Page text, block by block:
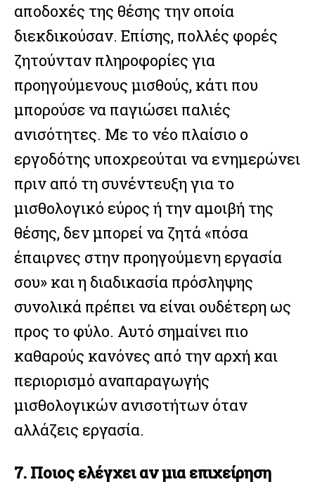
αποδοχές της θέσης την οποία
διεκδικούσαν. Επίσης, πολλές φορές
ζητούνταν πληροφορίες για
προηγούμενους μισθούς, κάτι που
μπορούσε να παγιώσει παλιές
ανισότητες. Με το νέο πλαίσιο ο
εργοδότης υποχρεούται να ενημερώνει
πριν από τη συνέντευξη για το
μισθολογικό εύρος ή την αμοιβή της
θέσης, δεν μπορεί να ζητά «πόσα
έπαιρνες στην προηγούμενη εργασία
σου» και η διαδικασία πρόσληψης
συνολικά πρέπει να είναι ουδέτερη ως
προς το φύλο. Αυτό σημαίνει πιο
καθαρούς κανόνες από την αρχή και
περιορισμό αναπαραγωγής
μισθολογικών ανισοτήτων όταν
αλλάζεις εργασία.
7. Ποιος ελέγχει αν μια επιχείρηση